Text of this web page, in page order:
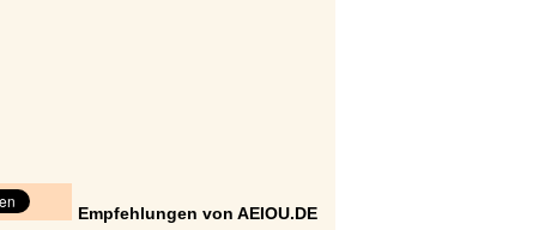
Empfehlungen von AEIOU.DE